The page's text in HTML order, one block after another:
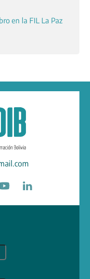
en la FIL La Paz